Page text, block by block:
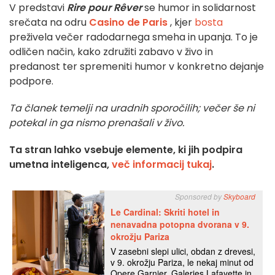
V predstavi Rire pour Rêverse humor in solidarnost
srečata na odru Casino de Paris, kjer bosta
preživela večer radodarnega smeha in upanja. To je
odličen način, kako združiti zabavo v živo in
predanost ter spremeniti humor v konkretno dejanje
podpore.
Ta članek temelji na uradnih sporočilih; večer še ni
potekal in ga nismo prenašali v živo.
Ta stran lahko vsebuje elemente, ki jih podpira
umetna inteligenca,več informacij tukaj.